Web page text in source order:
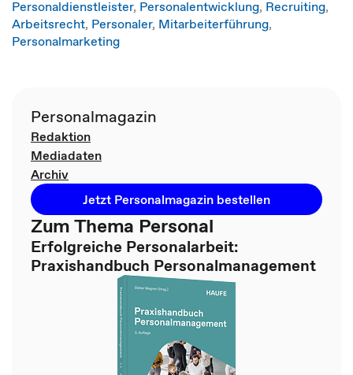
Personaldienstleister, Personalentwicklung, Recruiting,
Arbeitsrecht, Personaler, Mitarbeiterführung,
Personalmarketing
Personalmagazin
Redaktion
Mediadaten
Archiv
Jetzt Personalmagazin bestellen
Zum Thema Personal
Erfolgreiche Personalarbeit:
Praxishandbuch Personalmanagement